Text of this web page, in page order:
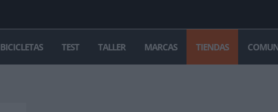
BICICLETAS TEST TALLER MARCAS TIENDAS